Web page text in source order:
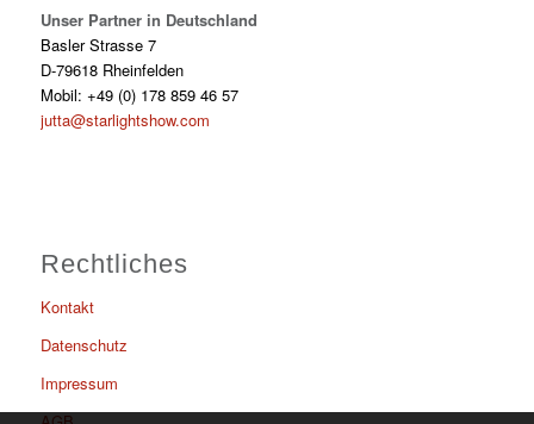
Unser Partner in Deutschland
Basler Strasse 7
D-79618 Rheinfelden
Mobil: +49 (0) 178 859 46 57
jutta@starlightshow.com
Rechtliches
Kontakt
Datenschutz
Impressum